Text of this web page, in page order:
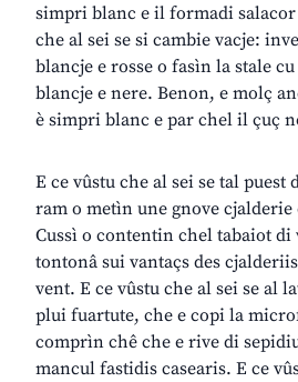
simpri blanc e il formadi
che al sei se si cambie vacje:
blancje e rosse o fasìn la stale
blancje e nere. Benon, e molç
è simpri blanc e par chel il çuç
E ce vûstu che al sei se tal puest
ram o metìn une gnove cjalderie
Cussì o contentin chel tabaiot
tontonâ sui vantaçs des
vent. E ce vûstu che al sei se al
plui fuartute, che e copi la
comprìn chê che e rive di
mancul fastidis casearis. E ce